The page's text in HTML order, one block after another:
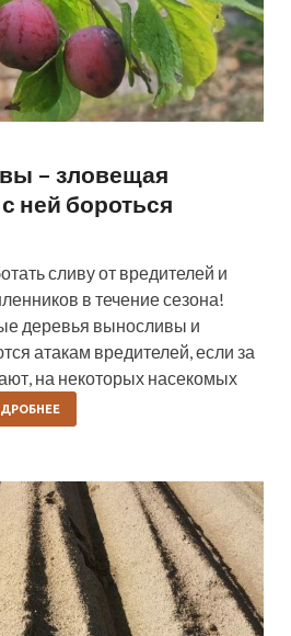
– зловещая
ней бороться
сливу от вредителей и
в течение сезона!
деревья выносливы и
атакам вредителей, если за
на некоторых насекомых